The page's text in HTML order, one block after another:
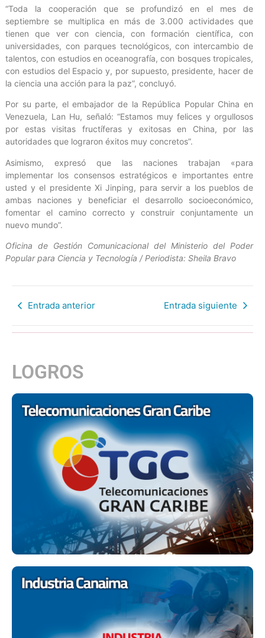
“Toda la cooperación que se profundizó en el mes de
septiembre se multiplica en más de 3.000 actividades que
tienen que ver con ciencia, con formación científica, con
universidades, con parques tecnológicos, con intercambio de
talentos, con estudios en oceanografía, con bosques tropicales,
con estudios del Espacio y, por supuesto, presidente, hacer de
la ciencia una acción para la paz”, concluyó.
Por su parte, el embajador de la República Popular China en
Venezuela, Lan Hu, señaló: “Estamos muy felices y orgullosos
por estas visitas fructíferas y exitosas en China, por las
autoridades que lograron éxitos muy concretos”.
Asimismo, expresó que las naciones trabajan «para
implementar los consensos estratégicos e importantes entre
usted y el presidente Xi Jinping, para servir a los pueblos de
ambas naciones y beneficiar el desarrollo socioeconómico,
fomentar el camino correcto y construir conjuntamente un
nuevo mundo”.
Oficina de Gestión Comunicacional del Ministerio del Poder
Popular para Ciencia y Tecnología / Periodista: Sheila Bravo
Entrada anterior Entrada siguiente
LOGROS